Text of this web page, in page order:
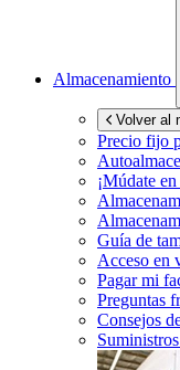
Almacenamiento
Volver al
Precio fijo
¡Múdate
Guía de
Acceso en
Pagar mi
Preguntas
Consejos